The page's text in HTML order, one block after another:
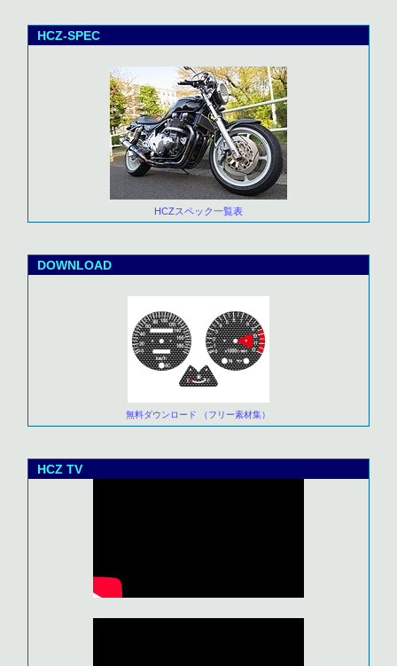
HCZ-SPEC
HCZスペック一覧表
DOWNLOAD
無料ダウンロード （フリー素材集）
HCZ TV